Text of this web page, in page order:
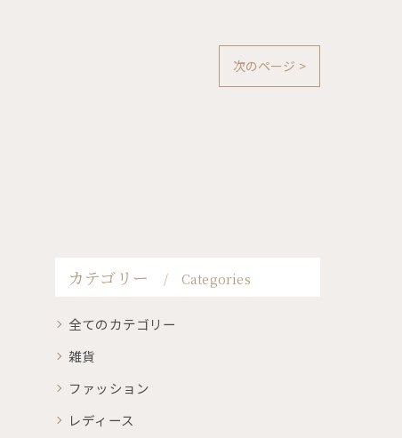
次のページ >
カテゴリー Categories
全てのカテゴリー
雑貨
ファッション
レディース